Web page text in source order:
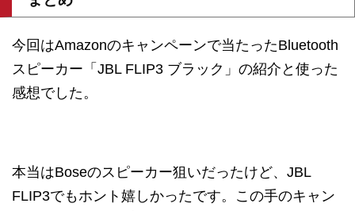
今回はAmazonのキャンペーンで当たったBluetooth
スピーカー「JBL FLIP3 ブラック」の紹介と使った
感想でした。
本当はBoseのスピーカー狙いだったけど、JBL
FLIP3でもホント嬉しかったです。この手のキャン